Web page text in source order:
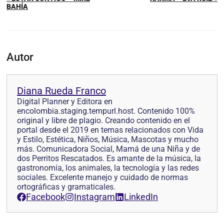
BAHÍA
Autor
Diana Rueda Franco
Digital Planner y Editora en
encolombia.staging.tempurl.host. Contenido 100%
original y libre de plagio. Creando contenido en el
portal desde el 2019 en temas relacionados con Vida
y Estilo, Estética, Niños, Música, Mascotas y mucho
más. Comunicadora Social, Mamá de una Niña y de
dos Perritos Rescatados. Es amante de la música, la
gastronomía, los animales, la tecnología y las redes
sociales. Excelente manejo y cuidado de normas
ortográficas y gramaticales.
Facebook Instagram LinkedIn